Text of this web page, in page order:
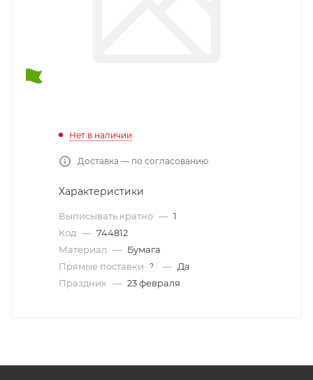
Нет в наличии
Доставка — по согласованию
Характеристики
Выписывать кратно — 1
Код — 744812
Материал — Бумага
Прямые поставки
? — Да
Праздник — 23 февраля